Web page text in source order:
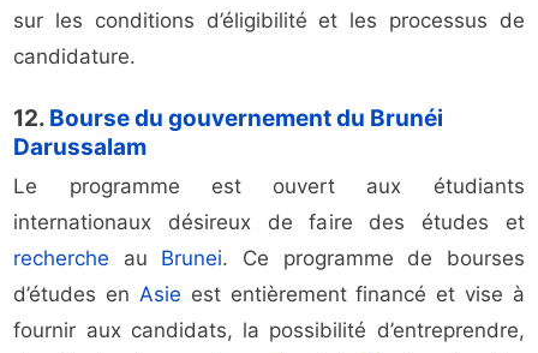
sur les conditions d’éligibilité et les processus de
candidature.
12. Bourse du gouvernement du Brunéi
Darussalam
Le programme est ouvert aux étudiants
internationaux désireux de faire des études et
recherche au Brunei. Ce programme de bourses
d’études en Asie est entièrement financé et vise à
fournir aux candidats, la possibilité d’entreprendre,